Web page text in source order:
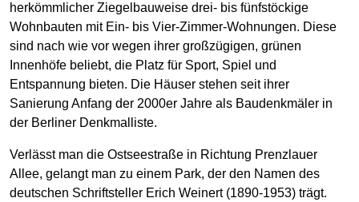
herkömmlicher Ziegelbauweise drei- bis fünfstöckige
Wohnbauten mit Ein- bis Vier-Zimmer-Wohnungen. Diese
sind nach wie vor wegen ihrer großzügigen, grünen
Innenhöfe beliebt, die Platz für Sport, Spiel und
Entspannung bieten. Die Häuser stehen seit ihrer
Sanierung Anfang der 2000er Jahre als Baudenkmäler in
der Berliner Denkmalliste.
Verlässt man die Ostseestraße in Richtung Prenzlauer
Allee, gelangt man zu einem Park, der den Namen des
deutschen Schriftsteller Erich Weinert (1890-1953) trägt.